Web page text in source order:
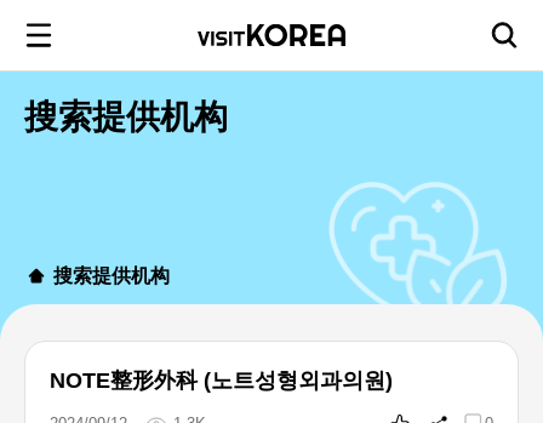
搜索提供机构
搜索提供机构
NOTE整形外科 (노트성형외과의원)